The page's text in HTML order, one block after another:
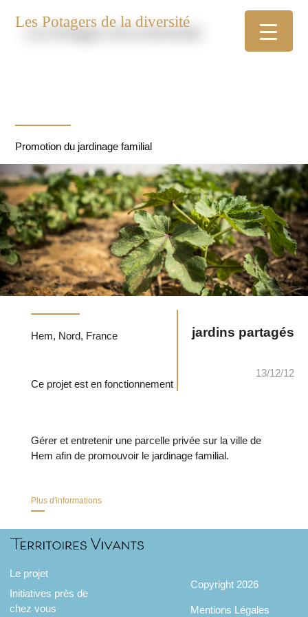
Les Potagers de la diversité
Promotion du jardinage familial
13/12/12
jardins partagés
Hem, Nord, France
Ce projet est en fonctionnement
Gérer et entretenir une parcelle privée sur la ville de
Hem afin de promouvoir le jardinage familial.
Plus d'informations
Le projet
Initiatives près de
chez vous
Copyright 2026
Mentions Légales